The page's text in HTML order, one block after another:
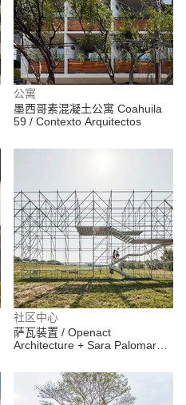
公寓
墨西哥素混凝土公寓 Coahuila
59 / Contexto Arquitectos
社区中心
萨瓦装置 / Openact
Architecture + Sara Palomar